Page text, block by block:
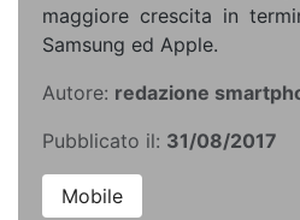
maggiore crescita in
Samsung ed Apple.
Autore: redazione
Pubblicato il: 31/08/2017
Mobile